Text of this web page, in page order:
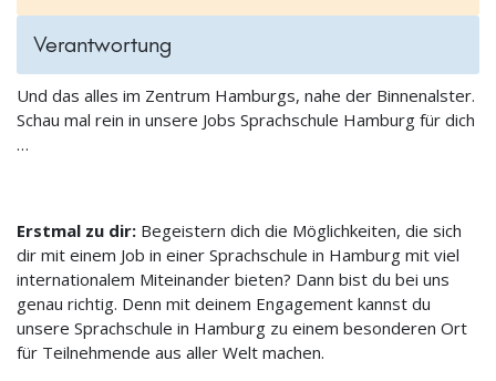
Verantwortung
Und das alles im Zentrum Hamburgs, nahe der Binnenalster.
Schau mal rein in unsere Jobs Sprachschule Hamburg für dich
…
Erstmal zu dir: Begeistern dich die Möglichkeiten, die sich
dir mit einem Job in einer Sprachschule in Hamburg mit viel
internationalem Miteinander bieten? Dann bist du bei uns
genau richtig. Denn mit deinem Engagement kannst du
unsere Sprachschule in Hamburg zu einem besonderen Ort
für Teilnehmende aus aller Welt machen.